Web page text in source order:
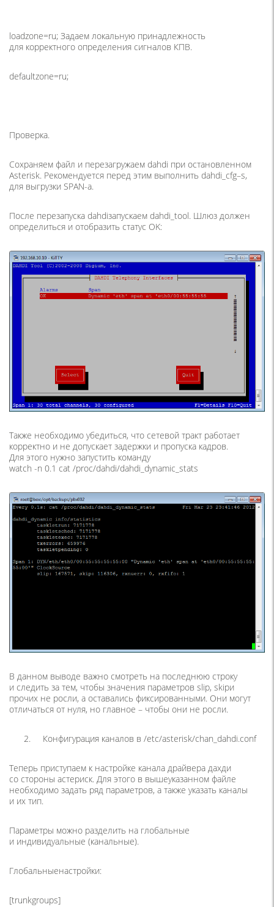
loadzone=ru; Задаем локальную принадлежность
для корректного определения сигналов КПВ.
defaultzone=ru;
Проверка.
Сохраняем файл и перезагружаем dahdi при остановленном
Asterisk. Рекомендуется перед этим выполнить dahdi_cfg–s,
для выгрузки SPAN-а.
После перезапуска dahdiзапускаем dahdi_tool. Шлюз должен
определиться и отобразить статус OK:
Также необходимо убедиться, что сетевой тракт работает
корректно и не допускает задержки и пропуска кадров.
Для этого нужно запустить команду
watch -n 0.1 cat /proc/dahdi/dahdi_dynamic_stats
В данном выводе важно смотреть на последнюю строку
и следить за тем, чтобы значения параметров slip, skipи
прочих не росли, а оставались фиксированными. Они могут
отличаться от нуля, но главное – чтобы они не росли.
2. Конфигурация каналов в /etc/asterisk/chan_dahdi.conf
Теперь приступаем к настройке канала драйвера дахди
со стороны астериск. Для этого в вышеуказанном файле
необходимо задать ряд параметров, а также указать каналы
и их тип.
Параметры можно разделить на глобальные
и индивидуальные (канальные).
Глобальныенастройки:
[trunkgroups]